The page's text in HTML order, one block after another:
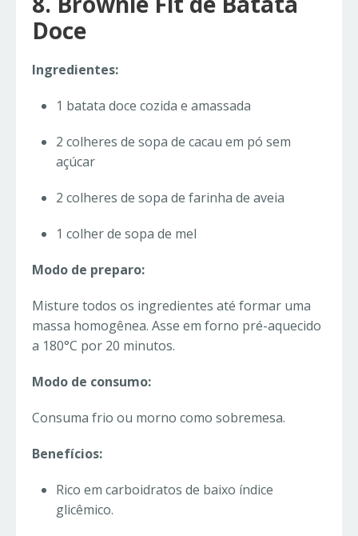
Doce
Ingredientes:
1 batata doce cozida e amassada
2 colheres de sopa de cacau em pó sem
açúcar
2 colheres de sopa de farinha de aveia
1 colher de sopa de mel
Modo de preparo:
Misture todos os ingredientes até formar uma
massa homogênea. Asse em forno pré-aquecido
a 180°C por 20 minutos.
Modo de consumo:
Consuma frio ou morno como sobremesa.
Benefícios:
Rico em carboidratos de baixo índice
glicêmico.